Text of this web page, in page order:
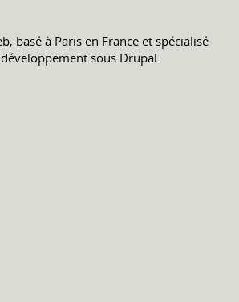
basé à Paris en France et spécialisé
sous Drupal.